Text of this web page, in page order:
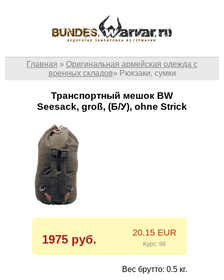
Главная » Оригинальная армейская одежда с
военных складов» Рюкзаки, сумки
Транспортный мешок BW
Seesack, groß, (Б/У), ohne Strick
1975 руб. 20.15 EUR
Курс: 98
Вес брутто: 0.5 кг.